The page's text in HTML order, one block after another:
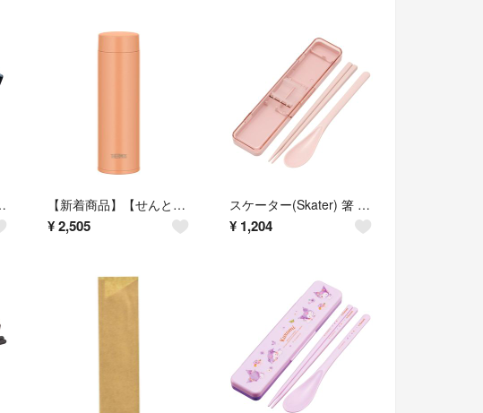
ンチボックス 815ml 【新着商品】【せんとパッキン一体型・食洗機対応】サーモス 水筒 真空断熱ケータイ
¥ 2,505
スケーター(Skater) 箸 スプーン セット 弁当 大人用 コンビセット 1
¥ 1,204